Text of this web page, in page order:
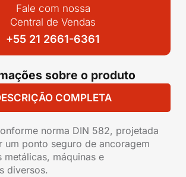
Fale com nossa
Central de Vendas
+55 21 2661-6361
sobre o produto
COMPLETA
norma DIN 582, projetada
um ponto seguro de ancoragem
metálicas, máquinas e
diversos.